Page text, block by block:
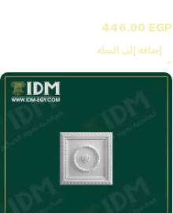
446.00 EGP
إضافة إلى السلة